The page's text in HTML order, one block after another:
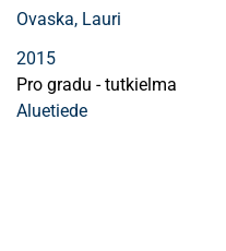
Ovaska, Lauri
2015
Pro gradu - tutkielma
Aluetiede